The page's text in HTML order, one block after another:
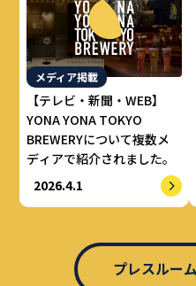
メディア掲載
【テレビ・新聞・WEB】
YONA YONA TOKYO
BREWERYについて複数メ
ディアで紹介されました。
2026.4.1
プレスルー